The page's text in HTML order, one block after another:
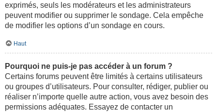
exprimés, seuls les modérateurs et les administrateurs
peuvent modifier ou supprimer le sondage. Cela empêche
de modifier les options d’un sondage en cours.
Haut
Pourquoi ne puis-je pas accéder à un forum ?
Certains forums peuvent être limités à certains utilisateurs
ou groupes d’utilisateurs. Pour consulter, rédiger, publier ou
réaliser n’importe quelle autre action, vous avez besoin des
permissions adéquates. Essayez de contacter un